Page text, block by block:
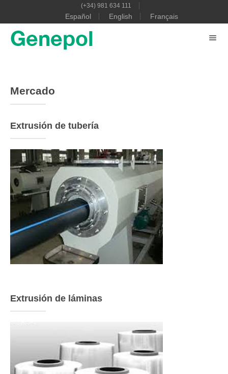
(+34) 981 634 111
Español English Français
Mercado
Extrusión de tubería
Extrusión de láminas